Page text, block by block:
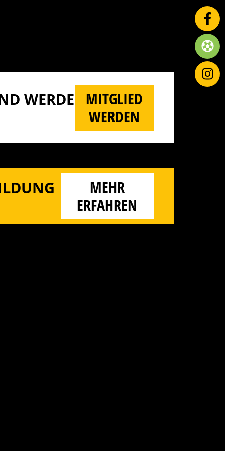
WERDE M
MITGLIED
WERDEN
MEHR
ERFAHREN